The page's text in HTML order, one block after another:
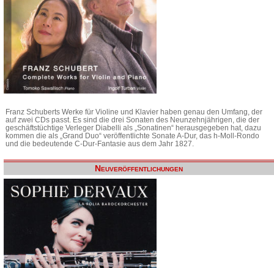
Franz Schuberts Werke für Violine und Klavier haben genau den Umfang, der
auf zwei CDs passt. Es sind die drei Sonaten des Neunzehnjährigen, die der
geschäftstüchtige Verleger Diabelli als „Sonatinen“ herausgegeben hat, dazu
kommen die als „Grand Duo“ veröffentlichte Sonate A-Dur, das h-Moll-Rondo
und die bedeutende C-Dur-Fantasie aus dem Jahr 1827.
Neuveröffentlichungen